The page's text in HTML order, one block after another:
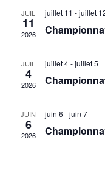
JUIL
11
2026
juillet 11 -juillet
JUIL
4
2026
juillet 4-juillet 5
JUIN
6
2026
juin 6 -juin 7